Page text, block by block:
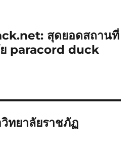
สุดยอดสถานที่
paracord duck
ทยาลัยราชภัฏ